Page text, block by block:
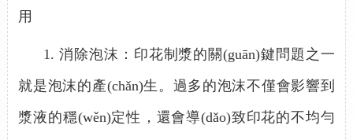
用
1.消除泡沫：印花制漿的關(guān)鍵問題之一
就是泡沫的產(chǎn)生。過多的泡沫不僅會影響到
漿液的穩(wěn)定性，還會導(dǎo)致印花的不均勻